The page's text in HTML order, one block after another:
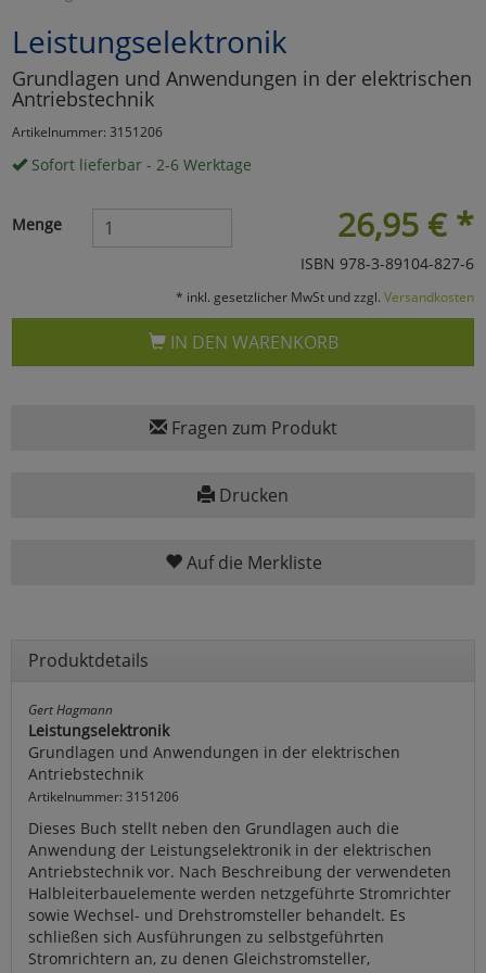
Leistungselektronik
Grundlagen und Anwendungen in der elektrischen
Antriebstechnik
Artikelnummer: 3151206
Sofort lieferbar - 2-6 Werktage
26,95 € *
Menge
ISBN 978-3-89104-827-6
* inkl. gesetzlicher MwSt und zzgl. Versandkosten
IN DEN WARENKORB
Fragen zum Produkt
Drucken
Auf die Merkliste
Produktdetails
Gert Hagmann
Leistungselektronik
Grundlagen und Anwendungen in der elektrischen
Antriebstechnik
Artikelnummer: 3151206
Dieses Buch stellt neben den Grundlagen auch die
Anwendung der Leistungselektronik in der elektrischen
Antriebstechnik vor. Nach Beschreibung der verwendeten
Halbleiterbauelemente werden netzgeführte Stromrichter
sowie Wechsel- und Drehstromsteller behandelt. Es
schließen sich Ausführungen zu selbstgeführten
Stromrichtern an, zu denen Gleichstromsteller,
Marketing
Umfragetools
Cookies
Einstellungen speichern
zu Haupptseite